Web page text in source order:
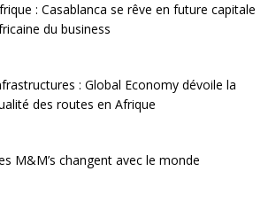
: Casablanca se rêve en future capitale
du business
: Global Economy dévoile la
des routes en Afrique
M&M’s changent avec le monde